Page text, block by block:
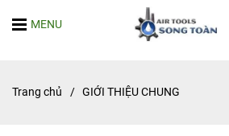
MENU
Trang chủ / GIỚI THIỆU CHUNG